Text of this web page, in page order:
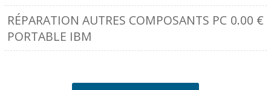
RÉPARATION AUTRES COMPOSANTS PC
PORTABLE IBM
0.00 €